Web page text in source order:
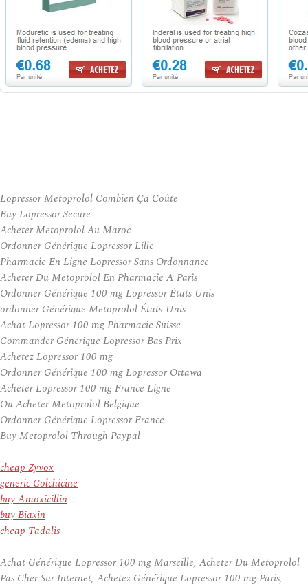
Lopressor Metoprolol Combien Ça Coûte
Buy Lopressor Secure
Acheter Metoprolol Au Maroc
Ordonner Générique Lopressor Lille
Pharmacie En Ligne Lopressor Sans Ordonnance
Acheter Du Metoprolol En Pharmacie A Paris
Ordonner Générique 100 mg Lopressor États Unis
ordonner Générique Metoprolol États-Unis
Achat Lopressor 100 mg Pharmacie Suisse
Commander Générique Lopressor Bas Prix
Achetez Lopressor 100 mg
Ordonner Générique 100 mg Lopressor Ottawa
Acheter Lopressor 100 mg France Ligne
Ou Acheter Metoprolol Belgique
Ordonner Générique Lopressor France
Buy Metoprolol Through Paypal
cheap Zyvox
generic Colchicine
buy Amoxicillin
buy Biaxin
cheap Tadalis
Achat Générique Lopressor 100 mg Marseille, Acheter Du Metoprolol
Pas Cher Sur Internet, Achetez Générique Lopressor 100 mg Paris,